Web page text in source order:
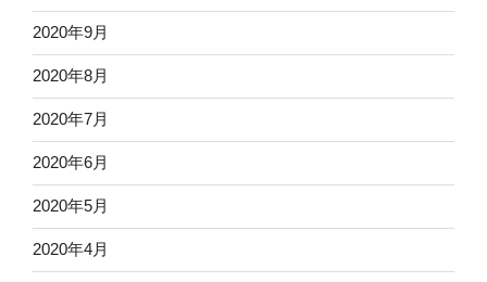
2020年9月
2020年8月
2020年7月
2020年6月
2020年5月
2020年4月